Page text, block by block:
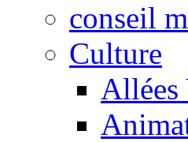
conseil
Culture
Allées